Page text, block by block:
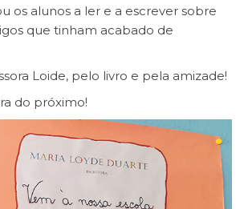
os alunos a ler e a escrever sobre
que tinham acabado de
Loide, pelo livro e pela amizade!
do próximo!